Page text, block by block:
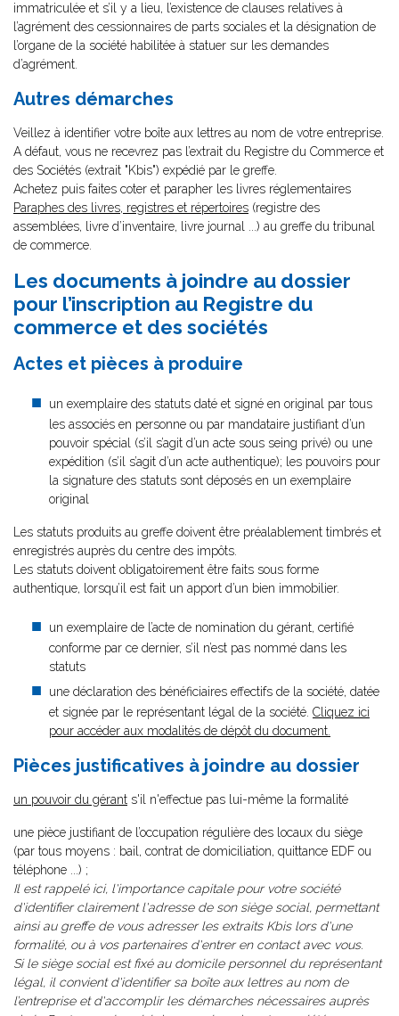
immatriculée et s’il y a lieu, l’existence de clauses relatives à
l’agrément des cessionnaires de parts sociales et la désignation de
l’organe de la société habilitée à statuer sur les demandes
d’agrément.
Autres démarches
Veillez à identifier votre boîte aux lettres au nom de votre entreprise.
A défaut, vous ne recevrez pas l’extrait du Registre du Commerce et
des Sociétés (extrait "Kbis") expédié par le greffe.
Achetez puis faites coter et parapher les livres réglementaires
Paraphes des livres, registres et répertoires (registre des
assemblées, livre d’inventaire, livre journal ...) au greffe du tribunal
de commerce.
Les documents à joindre au dossier
pour l’inscription au Registre du
commerce et des sociétés
Actes et pièces à produire
un exemplaire des statuts daté et signé en original par tous
les associés en personne ou par mandataire justifiant d’un
pouvoir spécial (s’il s’agit d’un acte sous seing privé) ou une
expédition (s’il s’agit d’un acte authentique); les pouvoirs pour
la signature des statuts sont déposés en un exemplaire
original
Les statuts produits au greffe doivent être préalablement timbrés et
enregistrés auprès du centre des impôts.
Les statuts doivent obligatoirement être faits sous forme
authentique, lorsqu’il est fait un apport d’un bien immobilier.
un exemplaire de l’acte de nomination du gérant, certifié
conforme par ce dernier, s’il n’est pas nommé dans les
statuts
une déclaration des bénéficiaires effectifs de la société, datée
et signée par le représentant légal de la société. Cliquez ici
pour accéder aux modalités de dépôt du document.
Pièces justificatives à joindre au dossier
un pouvoir du gérant s'il n'effectue pas lui-même la formalité
une pièce justifiant de l’occupation régulière des locaux du siège
(par tous moyens : bail, contrat de domiciliation, quittance EDF ou
téléphone ...) ;
Il est rappelé ici, l'importance capitale pour votre société
d'identifier clairement l'adresse de son siège social, permettant
ainsi au greffe de vous adresser les extraits Kbis lors d'une
formalité, ou à vos partenaires d'entrer en contact avec vous.
Si le siège social est fixé au domicile personnel du représentant
légal, il convient d'identifier sa boîte aux lettres au nom de
l’entreprise et d'accomplir les démarches nécessaires auprès